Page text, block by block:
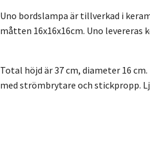
Uno bordslampa är tillverkad i
måtten 16x16x16cm. Uno
Total höjd är 37 cm, diameter 16
med strömbrytare och stickpropp.